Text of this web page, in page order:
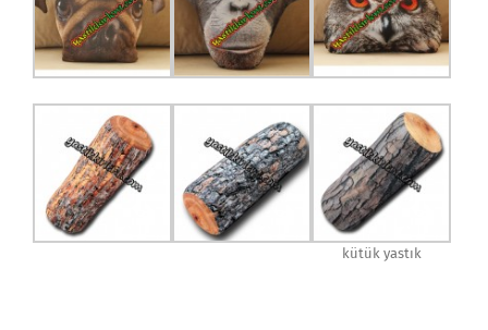
kütük yastık